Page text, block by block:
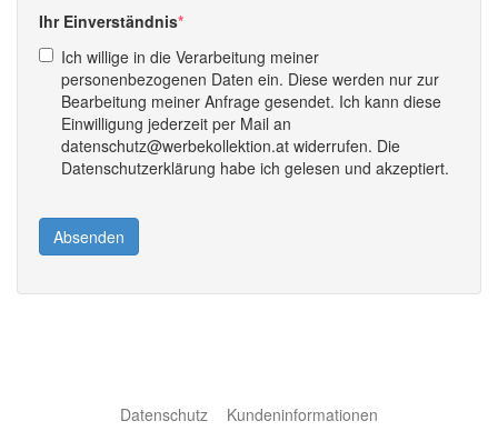
Ihr Einverständnis
Ich willige in die Verarbeitung meiner
personenbezogenen Daten ein. Diese werden nur zur
Bearbeitung meiner Anfrage gesendet. Ich kann diese
Einwilligung jederzeit per Mail an
datenschutz@werbekollektion.at widerrufen. Die
Datenschutzerklärung habe ich gelesen und akzeptiert.
Absenden
Datenschutz Kundeninformationen